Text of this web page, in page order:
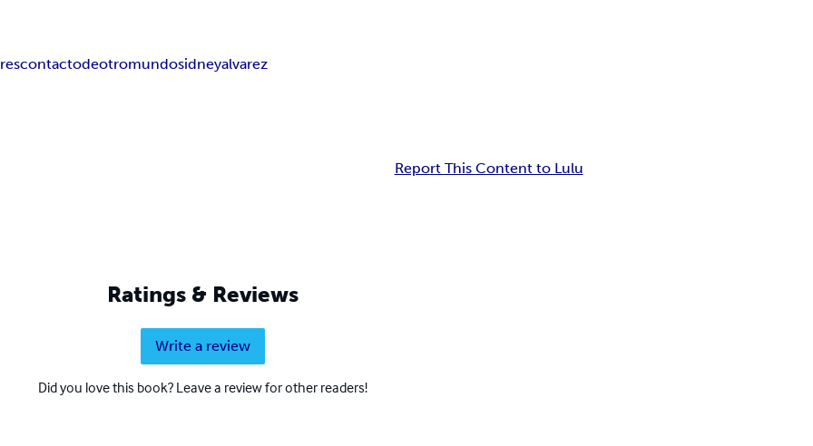
contactodeotromundosidneyalvarez
Report This Content to Lulu
Ratings & Reviews
Write a review
Did you love this book? Leave a review for other readers!